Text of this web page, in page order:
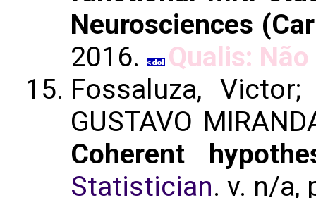
Neurosciences
2016.
Qualis:
Fossaluza,
GUSTAVO
Coherent
Statistician. v. n/a,